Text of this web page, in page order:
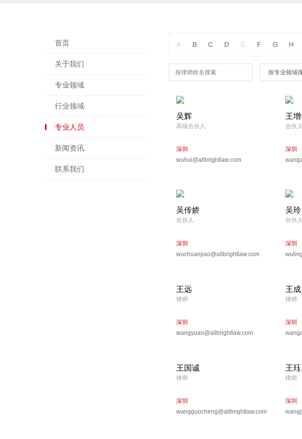
首页
关于我们
专业领域
行业领域
专业人员
新闻资讯
联系我们
A B C D E F G H
吴辉
高级合伙人
深圳
wuhui@allbrightlaw.com
王
合伙人
深圳
吴传娇
合伙人
深圳
wuchuanjiao@allbrightlaw.com
吴玲
合伙人
深圳
王远
律师
深圳
wangyuan@allbrightlaw.com
王
律师
深圳
王国诚
律师
深圳
wangguocheng@allbrightlaw.com
王珏
律师
深圳